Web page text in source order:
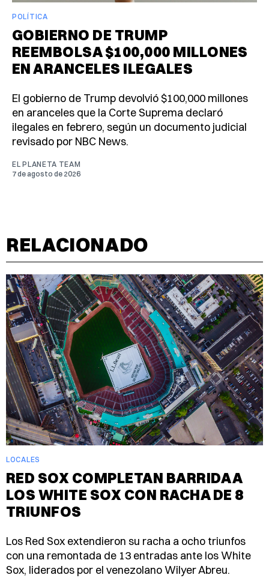
POLÍTICA
GOBIERNO DE TRUMP
REEMBOLSA $100,000 MILLONES
EN ARANCELES ILEGALES
El gobierno de Trump devolvió $100,000 millones
en aranceles que la Corte Suprema declaró
ilegales en febrero, según un documento judicial
revisado por NBC News.
EL PLANETA TEAM
7 de agosto de 2026
RELACIONADO
LOCALES
RED SOX COMPLETAN BARRIDA A
LOS WHITE SOX CON RACHA DE 8
TRIUNFOS
Los Red Sox extendieron su racha a ocho triunfos
con una remontada de 13 entradas ante los White
Sox, liderados por el venezolano Wilyer Abreu.